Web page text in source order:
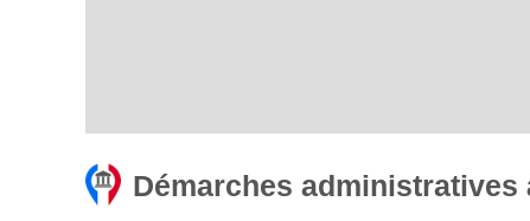
Démarches administratives